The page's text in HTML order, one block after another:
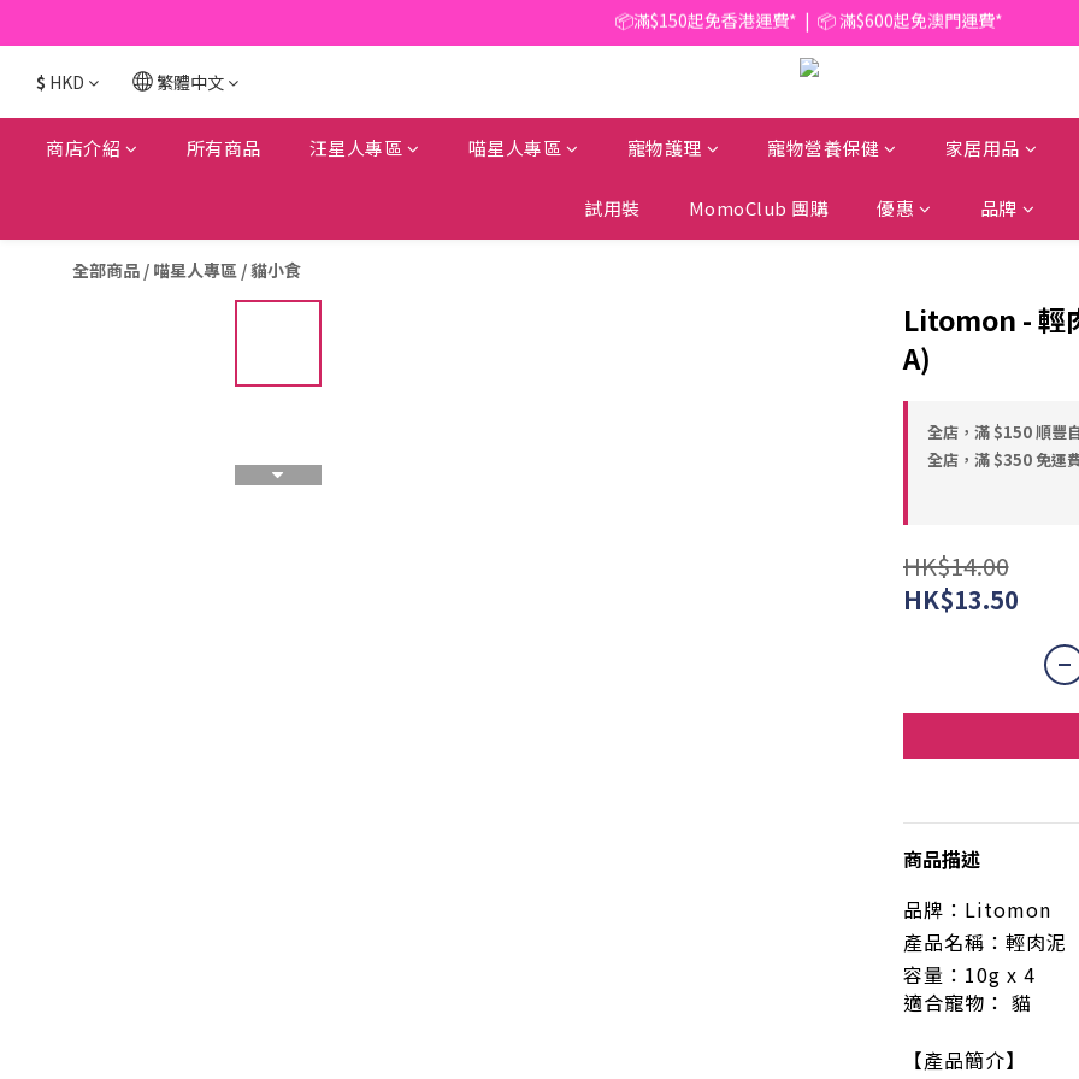
📦滿$150起免香港運費*  |  📦 滿$600起免澳門運費*
🥫 罐頭優惠 | 任選* 6件 即減 $6 |  任選* 24件 即減 $30 🥫 (按此了解更多)
📦滿$150起免香港運費*  |  📦 滿$600起免澳門運費*
$ HKD 繁體中文
商店介紹 所有商品 汪星人專區 喵星人專區 寵物護理 寵物營養保健 家居用品
試用裝 MomoClub 團購 優惠 品牌
全部商品 / 喵星人專區 /貓小食
Litomon - 輕
A)
全店，滿 $150 順豐
全店，滿 $350 免運
HK$14.00
HK$13.50
商品描述
品牌： Litomon
產品名稱： 輕肉泥
容量：10g x
適合寵物： 貓
【產品簡介】